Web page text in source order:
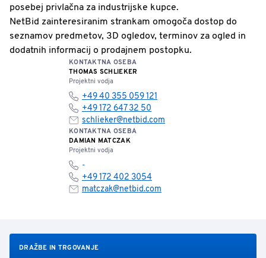
posebej privlačna za industrijske kupce.
NetBid zainteresiranim strankam omogoča dostop do
seznamov predmetov, 3D ogledov, terminov za ogled in
dodatnih informacij o prodajnem postopku.
KONTAKTNA OSEBA
THOMAS SCHLIEKER
Projektni vodja
+49 40 355 059 121
+49 172 647 32 50
schlieker@netbid.com
KONTAKTNA OSEBA
DAMIAN MATCZAK
Projektni vodja
-
+49 172 402 3054
matczak@netbid.com
DRAŽBE IN TRGOVANJE